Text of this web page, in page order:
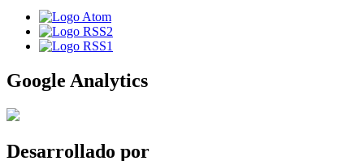
Google Analytics
Desarrollado por